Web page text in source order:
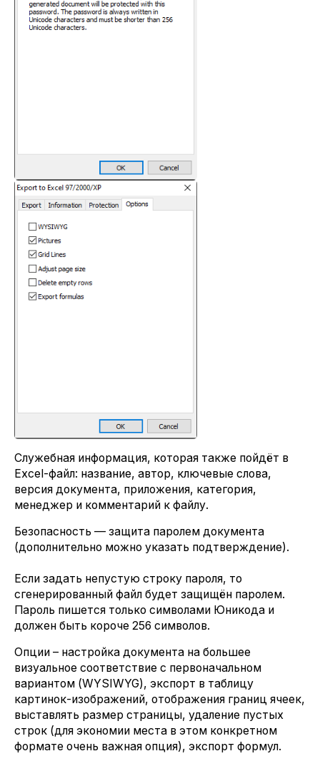
Служебная информация, которая также пойдёт в
Excel-файл: название, автор, ключевые слова,
версия документа, приложения, категория,
менеджер и комментарий к файлу.
Безопасность — защита паролем документа
(дополнительно можно указать подтверждение).
Если задать непустую строку пароля, то
сгенерированный файл будет защищён паролем.
Пароль пишется только символами Юникода и
должен быть короче 256 символов.
Опции – настройка документа на большее
визуальное соответствие с первоначальном
вариантом (WYSIWYG), экспорт в таблицу
картинок-изображений, отображения границ ячеек,
выставлять размер страницы, удаление пустых
строк (для экономии места в этом конкретном
формате очень важная опция), экспорт формул.